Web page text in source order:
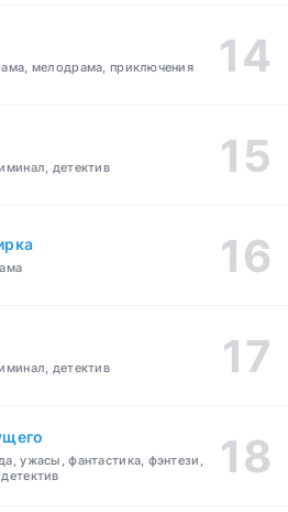
мелодрама, приключения
детектив
детектив
ужасы, фантастика, фэнтези,